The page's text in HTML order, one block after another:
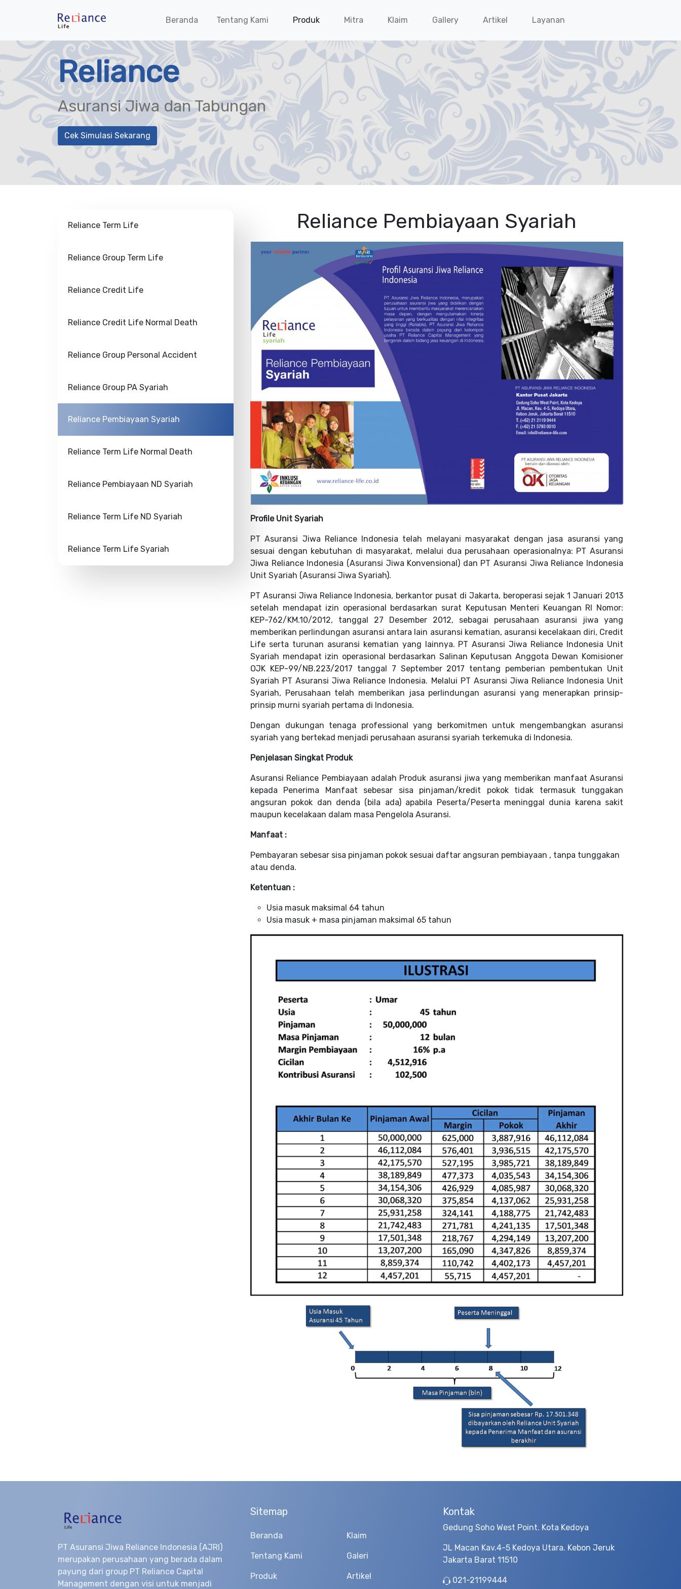
Beranda Tentang Kami Produk Mitra Klaim Gallery Artikel Layanan
Reliance
Asuransi Jiwa dan Tabungan
Cek Simulasi Sekarang
Reliance Term Life
Reliance Group Term Life
Reliance Credit Life
Reliance Credit Life Normal Death
Reliance Group Personal Accident
Reliance Group PA Syariah
Reliance Pembiayaan Syariah
Reliance Term Life Normal Death
Reliance Pembiayaan ND Syariah
Reliance Term Life ND Syariah
Reliance Term Life Syariah
Reliance Pembiayaan Syariah
Profile Unit Syariah
PT Asuransi Jiwa Reliance Indonesia telah melayani masyarakat dengan jasa asuransi yang
sesuai dengan kebutuhan di masyarakat, melalui dua perusahaan operasionalnya: PT Asuransi
Jiwa Reliance Indonesia (Asuransi Jiwa Konvensional) dan PT Asuransi Jiwa Reliance Indonesia
Unit Syariah (Asuransi Jiwa Syariah).
PT Asuransi Jiwa Reliance Indonesia, berkantor pusat di Jakarta, beroperasi sejak 1 Januari 2013
setelah mendapat izin operasional berdasarkan surat Keputusan Menteri Keuangan RI Nomor:
KEP-762/KM.10/2012, tanggal 27 Desember 2012, sebagai perusahaan asuransi jiwa yang
memberikan perlindungan asuransi antara lain asuransi kematian, asuransi kecelakaan diri, Credit
Life serta turunan asuransi kematian yang lainnya. PT Asuransi Jiwa Reliance Indonesia Unit
Syariah mendapat izin operasional berdasarkan Salinan Keputusan Anggota Dewan Komisioner
OJK KEP-99/NB.223/2017 tanggal 7 September 2017 tentang pemberian pembentukan Unit
Syariah PT Asuransi Jiwa Reliance Indonesia. Melalui PT Asuransi Jiwa Reliance Indonesia Unit
Syariah, Perusahaan telah memberikan jasa perlindungan asuransi yang menerapkan prinsip-
prinsip murni syariah pertama di Indonesia.
Dengan dukungan tenaga professional yang berkomitmen untuk mengembangkan asuransi
syariah yang bertekad menjadi perusahaan asuransi syariah terkemuka di Indonesia.
Penjelasan Singkat Produk
Asuransi Reliance Pembiayaan adalah Produk asuransi jiwa yang memberikan manfaat Asuransi
kepada Penerima Manfaat sebesar sisa pinjaman/kredit pokok tidak termasuk tunggakan
angsuran pokok dan denda (bila ada) apabila Peserta/Peserta meninggal dunia karena sakit
maupun kecelakaan dalam masa Pengelola Asuransi.
Manfaat :
Pembayaran sebesar sisa pinjaman pokok sesuai daftar angsuran pembiayaan , tanpa tunggakan
atau denda.
Ketentuan :
Usia masuk maksimal 64 tahun
Usia masuk + masa pinjaman maksimal 65 tahun
PT Asuransi Jiwa Reliance Indonesia (AJRI)
merupakan perusahaan yang berada dalam
payung dari group PT Reliance Capital
Management dengan visi untuk menjadi
Sitemap
Beranda Klaim
Tentang Kami Galeri
Produk Artikel
Kontak
Gedung Soho West Point. Kota Kedoya
JL Macan Kav.4-5 Kedoya Utara. Kebon Jeruk
Jakarta Barat 11510
021-21199444